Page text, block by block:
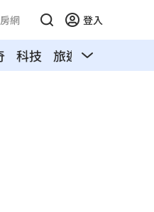
網 登入
科技 旅遊 汽車